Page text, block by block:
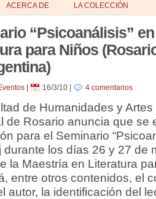
ACERCA DE LA COLECCIÓN
“Psicoanálisis”
para Niños
| 16/3/10| 4 comentarios
de Humanidades y
de Rosario anuncia que se
para el Seminario
durante los días 26 y 27 de
la Maestría en Literatura
entre otros contenidos, el
autor, la identificación del